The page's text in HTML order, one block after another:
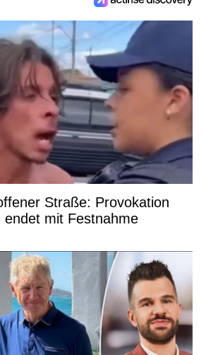
Straße: Provokation
endet mit Festnahme